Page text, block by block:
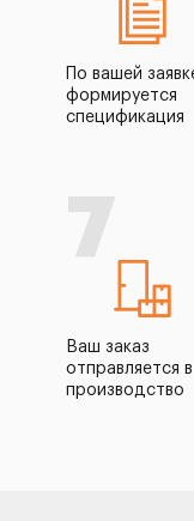
По вашей
формируется
спецификация
7
Ваш заказ
отправляется в
производство